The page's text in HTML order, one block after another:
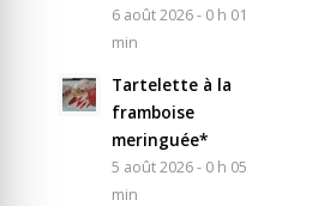
6 août 2026 - 0 h 01
min
Tartelette à la
framboise
meringuée*
5 août 2026 - 0 h 05
min